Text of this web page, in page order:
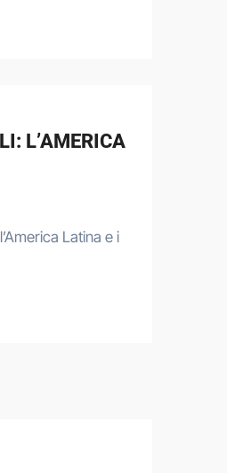
L’AMERICA
Latina e i